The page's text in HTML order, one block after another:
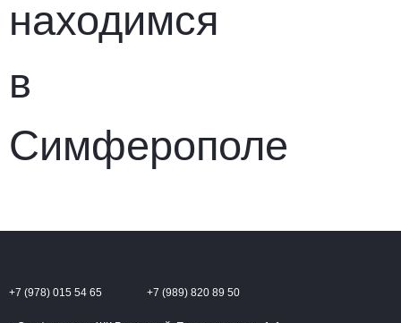
+7 (978) 015 54 65 +7 (989) 820 89 50